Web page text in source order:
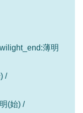
薄明
/
(始) /